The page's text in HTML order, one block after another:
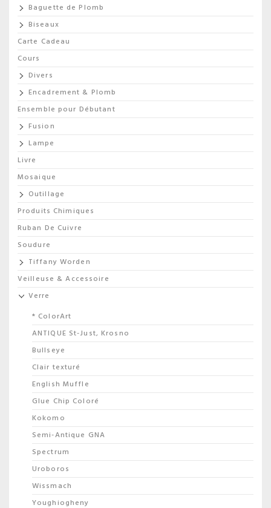
Baguette de Plomb
Biseaux
Carte Cadeau
Cours
Divers
Encadrement & Plomb
Ensemble pour Débutant
Fusion
Lampe
Livre
Mosaique
Outillage
Produits Chimiques
Ruban De Cuivre
Soudure
Tiffany Worden
Veilleuse & Accessoire
Verre
* ColorArt
ANTIQUE St-Just, Krosno
Bullseye
Clair texturé
English Muffle
Glue Chip Coloré
Kokomo
Semi-Antique GNA
Spectrum
Uroboros
Wissmach
Youghiogheny